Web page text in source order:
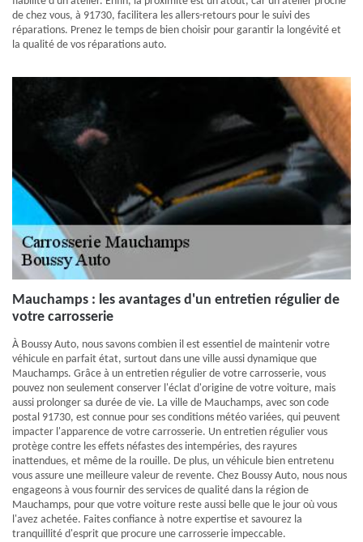
de chez vous, à 91730, facilitera les allers-retours pour le suivi des
réparations. Prenez le temps de bien choisir pour garantir la longévité et
la qualité de vos réparations auto.
Mauchamps : les avantages d'un entretien régulier de
votre carrosserie
À Boussy Auto, nous savons combien il est essentiel de maintenir votre
véhicule en parfait état, surtout dans une ville aussi dynamique que
Mauchamps. Grâce à un entretien régulier de votre carrosserie, vous
pouvez non seulement conserver l'éclat d'origine de votre voiture, mais
aussi prolonger sa durée de vie. La ville de Mauchamps, avec son code
postal 91730, est connue pour ses conditions météo variées, qui peuvent
impacter l'apparence de votre carrosserie. Un entretien régulier vous
protège contre les effets néfastes des intempéries, des rayures
inattendues, et même de la rouille. De plus, un véhicule bien entretenu
vous assure une meilleure valeur de revente. Chez Boussy Auto, nous nous
engageons à vous fournir des services de qualité dans la région de
Mauchamps, pour que votre voiture reste aussi belle que le jour où vous
l'avez achetée. Faites confiance à notre expertise et savourez la
tranquillité d'esprit que procure une carrosserie impeccable.